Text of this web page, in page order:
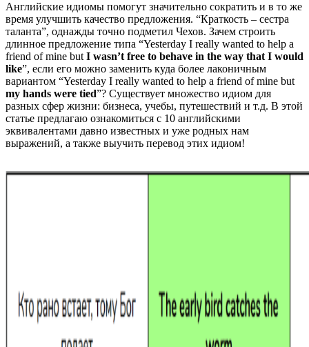
Английские идиомы помогут значительно сократить и в то же
время улучшить качество предложения. “Краткость – сестра
таланта”, однажды точно подметил Чехов. Зачем строить
длинное предложение типа “Yesterday I really wanted to help a
friend of mine but I wasn’t free to behave in the way that I would
like”, если его можно заменить куда более лаконичным
вариантом “Yesterday I really wanted to help a friend of mine but
my hands were tied”? Существует множество идиом для
разных сфер жизни: бизнеса, учебы, путешествий и т.д. В этой
статье предлагаю ознакомиться с 10 английскими
эквивалентами давно известных и уже родных нам
выражений, а также выучить перевод этих идиом!